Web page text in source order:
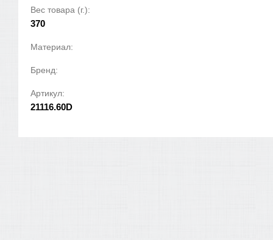
Вес товара (г.):
370
Материал:
Бренд:
Артикул:
21116.60D